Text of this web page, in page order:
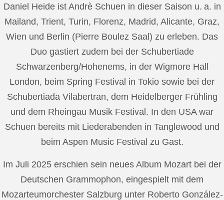
Daniel Heide ist Andrè Schuen in dieser Saison u. a. in
Mailand, Trient, Turin, Florenz, Madrid, Alicante, Graz,
Wien und Berlin (Pierre Boulez Saal) zu erleben. Das
Duo gastiert zudem bei der Schubertiade
Schwarzenberg/Hohenems, in der Wigmore Hall
London, beim Spring Festival in Tokio sowie bei der
Schubertiada Vilabertran, dem Heidelberger Frühling
und dem Rheingau Musik Festival. In den USA war
Schuen bereits mit Liederabenden in Tanglewood und
beim Aspen Music Festival zu Gast.
Im Juli 2025 erschien sein neues Album Mozart bei der
Deutschen Grammophon, eingespielt mit dem
Mozarteumorchester Salzburg unter Roberto González-